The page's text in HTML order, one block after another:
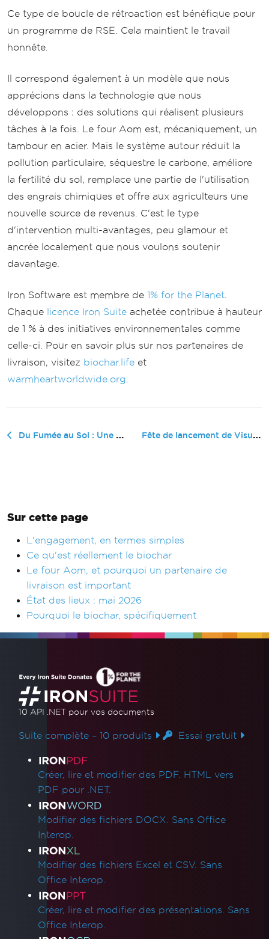
Ce type de boucle de rétroaction est bénéfique pour
un programme de RSE. Cela maintient le travail
honnête.
Il correspond également à un modèle que nous
apprécions dans la technologie que nous
développons : des solutions qui réalisent plusieurs
tâches à la fois. Le four Aom est, mécaniquement, un
tambour en acier. Mais le système autour réduit la
pollution particulaire, séquestre le carbone, améliore
la fertilité du sol, remplace une partie de l'utilisation
des engrais chimiques et offre aux agriculteurs une
nouvelle source de revenus. C'est le type
d'intervention multi-avantages, peu glamour et
ancrée localement que nous voulons soutenir
davantage.
Iron Software est membre de 1% for the Planet
Chaque licence Iron Suite achetée contribue à hauteur
de 1 % à des initiatives environnementales comme
celle-ci. Pour en savoir plus sur nos partenaires de
livraison, visitez biochar.life et
warmheartworldwide.org
Du Fumée au Sol : Une mise à jour sur notre projet Biochar dans le nord de la Thaïlande Fête de lancement de Visual Studio...
Sur cette page
L'engagement, en termes simples
Ce qu'est réellement le biochar
Le four Aom, et pourquoi un partenaire de
livraison est important
État des lieux : mai 2026
Pourquoi le biochar, spécifiquement
10 API .NET pour vos documents
Suite complète – 10 produits Essai gratuit
Liens des produits
Créer, lire et modifier des PDF. HTML vers
PDF pour .NET.
Modifier des fichiers DOCX. Sans Office
Interop.
Modifier des fichiers Excel et CSV. Sans
Office Interop.
Créer, lire et modifier des présentations. Sans
Office Interop.